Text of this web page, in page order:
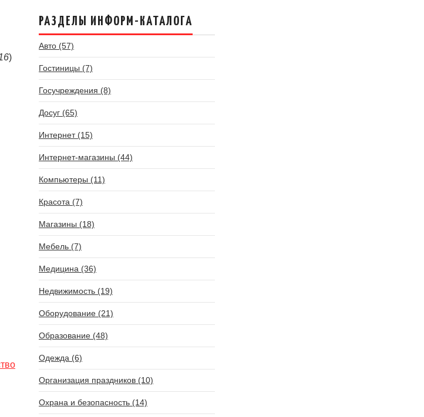
)
РАЗДЕЛЫ ИНФОРМ-КАТАЛОГА
Авто (57)
Гостиницы (7)
Госучреждения (8)
Досуг (65)
Интернет (15)
Интернет-магазины (44)
Компьютеры (11)
Красота (7)
Магазины (18)
Мебель (7)
Медицина (36)
Недвижимость (19)
Оборудование (21)
Образование (48)
Одежда (6)
Организация праздников (10)
Охрана и безопасность (14)